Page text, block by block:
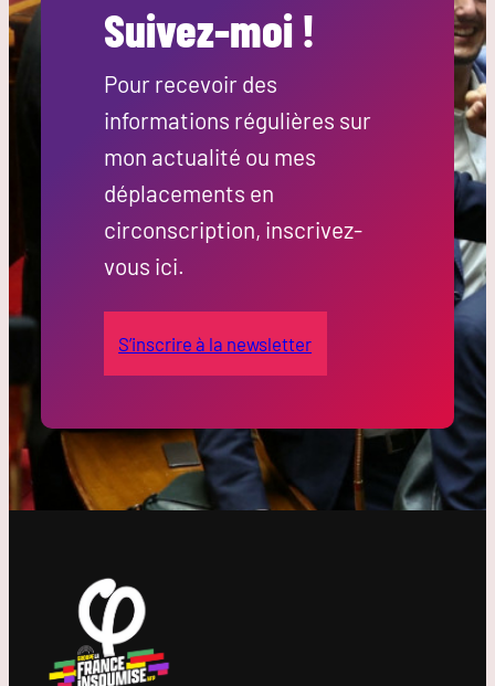
Suivez-moi !
Pour recevoir des
informations régulières sur
mon actualité ou mes
déplacements en
circonscription, inscrivez-
vous ici.
S’inscrire à la newsletter